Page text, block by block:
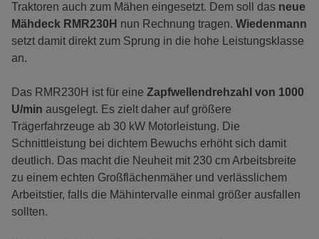
Traktoren auch zum Mähen eingesetzt. Dem soll das neue
Mähdeck RMR230H nun Rechnung tragen. Wiedenmann
setzt damit direkt zum Sprung in die hohe Leistungsklasse
an.
Das RMR230H ist für eine Zapfwellendrehzahl von 1000
U/min ausgelegt. Es zielt daher auf größere
Trägerfahrzeuge ab 30 kW Motorleistung. Die
Schnittleistung bei dichtem Bewuchs erhöht sich damit
deutlich. Das macht die Neuheit mit 230 cm Arbeitsbreite
zu einem echten Großflächenmäher und verlässlichem
Arbeitstier, falls die Mähintervalle einmal größer ausfallen
sollten.